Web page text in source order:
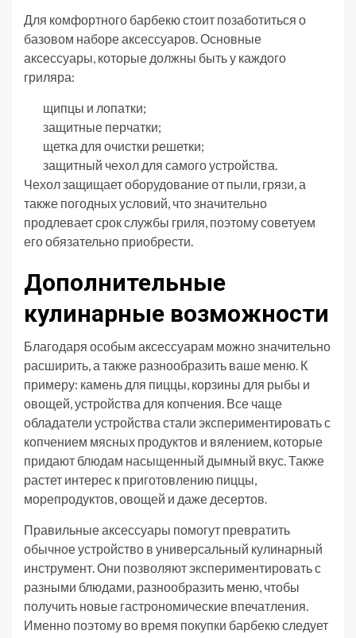
Для комфортного барбекю стоит позаботиться о
базовом наборе аксессуаров. Основные
аксессуары, которые должны быть у каждого
гриляра:
щипцы и лопатки;
защитные перчатки;
щетка для очистки решетки;
защитный чехол для самого устройства.
Чехол защищает оборудование от пыли, грязи, а
также погодных условий, что значительно
продлевает срок службы гриля, поэтому советуем
его обязательно приобрести.
Дополнительные
кулинарные возможности
Благодаря особым аксессуарам можно значительно
расширить, а также разнообразить ваше меню. К
примеру: камень для пиццы, корзины для рыбы и
овощей, устройства для копчения. Все чаще
обладатели устройства стали экспериментировать с
копчением мясных продуктов и вялением, которые
придают блюдам насыщенный дымный вкус. Также
растет интерес к приготовлению пиццы,
морепродуктов, овощей и даже десертов.
Правильные аксессуары помогут превратить
обычное устройство в универсальный кулинарный
инструмент. Они позволяют экспериментировать с
разными блюдами, разнообразить меню, чтобы
получить новые гастрономические впечатления.
Именно поэтому во время покупки барбекю следует